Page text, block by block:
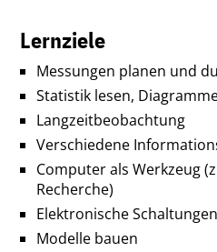
Lernziele
Messungen planen und
Statistik lesen,
Langzeitbeobachtung
Verschiedene
Computer als Werkzeug
Recherche)
Elektronische Schaltungen
Modelle bauen